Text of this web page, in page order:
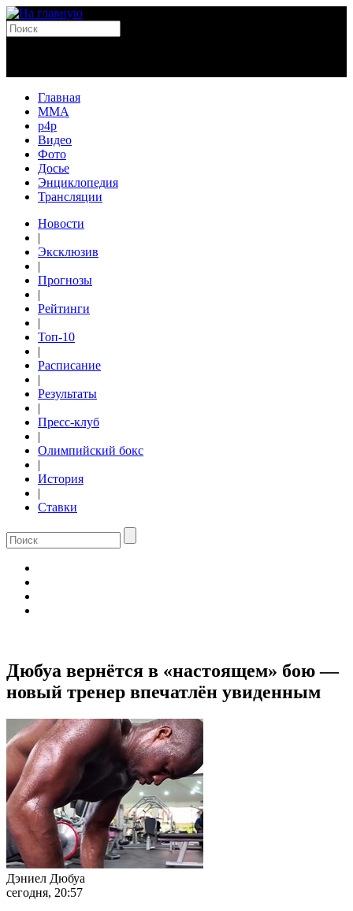
Главная
MMA
p4p
Видео
Фото
Досье
Энциклопедия
Трансляции
Новости
|
Эксклюзив
|
Прогнозы
|
Рейтинги
|
Топ-10
|
Расписание
|
Результаты
|
Пресс-клуб
|
Олимпийский бокс
|
История
|
Ставки
Дюбуа вернётся в «настоящем» бою —
новый тренер впечатлён увиденным
Дэниел Дюбуа
сегодня, 20:57